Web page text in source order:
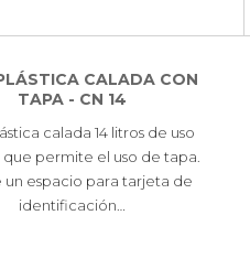
CALADA CON
TAPA - CN 14
calada 14 litros de uso
permite el uso de tapa.
un espacio para tarjeta de
identificación…